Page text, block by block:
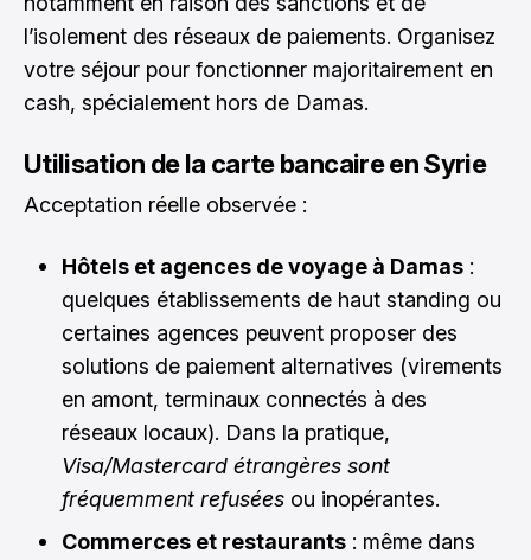
l’isolement des réseaux de paiements. Organisez
votre séjour pour fonctionner majoritairement en
cash, spécialement hors de Damas.
Utilisation de la carte bancaire en Syrie
Acceptation réelle observée :
Hôtels et agences de voyage à Damas :
quelques établissements de haut standing ou
certaines agences peuvent proposer des
solutions de paiement alternatives (virements
en amont, terminaux connectés à des
réseaux locaux). Dans la pratique,
Visa/Mastercard étrangères sont
fréquemment refusées ou inopérantes.
Commerces et restaurants : même dans